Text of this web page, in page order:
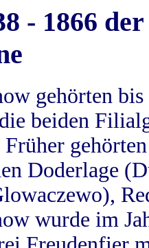
- 1866
gehörten
beiden
Doderlage
wurde im